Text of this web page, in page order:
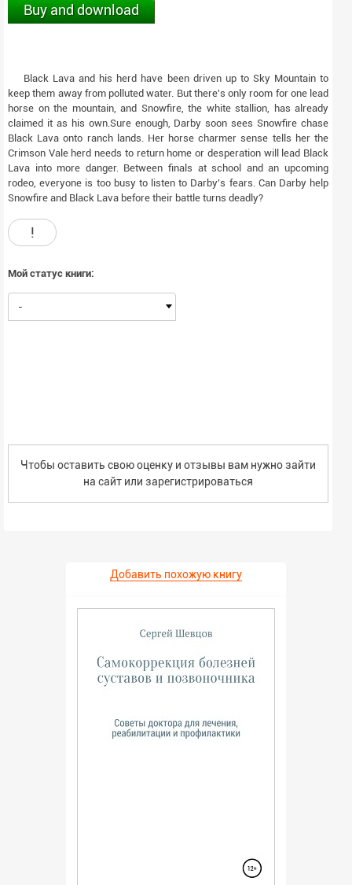
Buy and download
Black Lava and his herd have been driven up to Sky Mountain to
keep them away from polluted water. But there's only room for one lead
horse on the mountain, and Snowfire, the white stallion, has already
claimed it as his own.Sure enough, Darby soon sees Snowfire chase
Black Lava onto ranch lands. Her horse charmer sense tells her the
Crimson Vale herd needs to return home or desperation will lead Black
Lava into more danger. Between finals at school and an upcoming
rodeo, everyone is too busy to listen to Darby's fears. Can Darby help
Snowfire and Black Lava before their battle turns deadly?
!
Мой статус книги:
-
Чтобы оставить свою оценку и отзывы вам нужно зайти
на сайт или зарегистрироваться
Добавить похожую книгу